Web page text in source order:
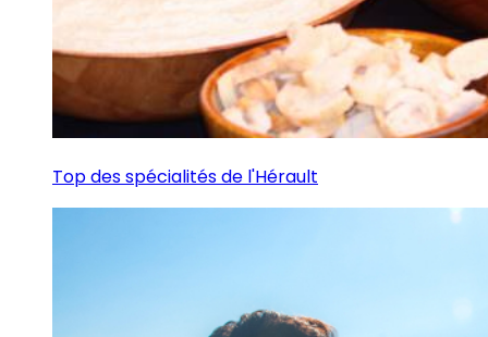
Top des spécialités de l'Hérault